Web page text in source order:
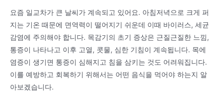
요즘 일교차가 큰 날씨가 계속되고 있어요. 아침저녁으로 크게 퍼
지는 기온 때문에 면역력이 떨어지기 쉬운데 이때 바이러스, 세균
감염에 주의해야 합니다. 목감기의 초기 증상은 근질근질한 느낌,
통증이 나타나고 이후 고열, 콧물, 심한 기침이 계속됩니다. 목에
염증이 생기면 통증이 심해지고 침을 삼키는 것도 어려워집니다.
이를 예방하고 회복하기 위해서는 어떤 음식을 먹어야 하는지 알
아보겠습니다.